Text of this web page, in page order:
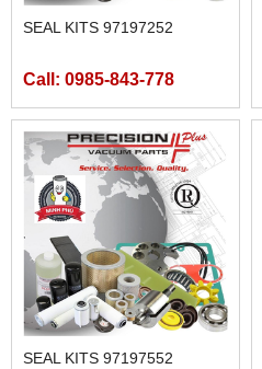
SEAL KITS 97197252
Call: 0985-843-778
SEAL KITS 97197552